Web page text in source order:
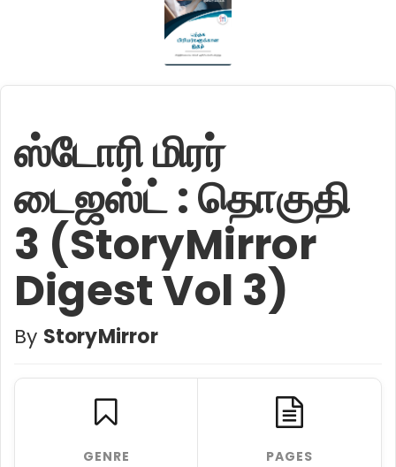
ஸ்டோரி மிரர்
டைஜஸ்ட் : தொகுதி
3 (StoryMirror
Digest Vol 3)
By StoryMirror
GENRE PAGES